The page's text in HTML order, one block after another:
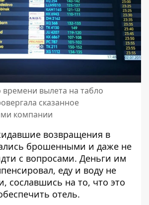
вылета на табло
сказанное
компании
возвращения в
брошенными и даже не
с вопросами. Деньги им
еду и воду не
сославшись на то, что это
отель.